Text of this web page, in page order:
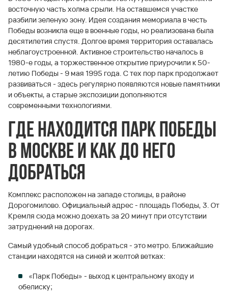
восточную часть холма срыли. На оставшемся участке
разбили зеленую зону. Идея создания мемориала в честь
Победы возникла еще в военные годы, но реализована была
десятилетия спустя. Долгое время территория оставалась
неблагоустроенной. Активное строительство началось в
1980-е годы, а торжественное открытие приурочили к 50-
летию Победы - 9 мая 1995 года. С тех пор парк продолжает
развиваться - здесь регулярно появляются новые памятники
и объекты, а старые экспозиции дополняются
современными технологиями.
Где находится Парк Победы
в Москве и как до него
добраться
Комплекс расположен на западе столицы, в районе
Дорогомилово. Официальный адрес - площадь Победы, 3. От
Кремля сюда можно доехать за 20 минут при отсутствии
затруднений на дорогах.
Самый удобный способ добраться - это метро. Ближайшие
станции находятся на синей и желтой ветках:
«Парк Победы» - выход к центральному входу и
обелиску;